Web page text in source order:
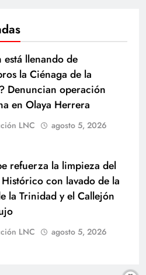
está llenando de
la Ciénaga de la
Denuncian operación
en Olaya Herrera
LNC agosto 5, 2026
refuerza la limpieza del
con lavado de la
la Trinidad y el Callejón
LNC agosto 5, 2026